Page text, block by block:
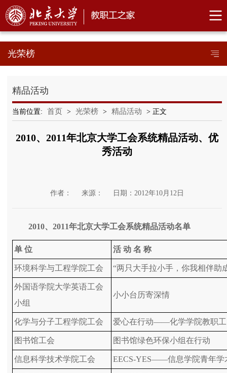
光荣榜
精品活动
当前位置: 首页 > 光荣榜 > 精品活动 > 正文
2010、2011年北京大学工会系统精品活动、优
秀活动
作者： 来源： 日期：2012年10月12日
2010、 2011年北京大学工会系统精品活动名单
单 位 活 动 名 称
环境科学与工程学院工会 “两只大手拉小手，你我相伴助
外国语学院大学英语工会
小组
小小台历寄深情
化学与分子工程学院工会 爱心在行动——化学学院教职工
图书馆工会 图书馆绿色环保小组在行动
信息科学技术学院工会 EECS-YES——信息学院青年学